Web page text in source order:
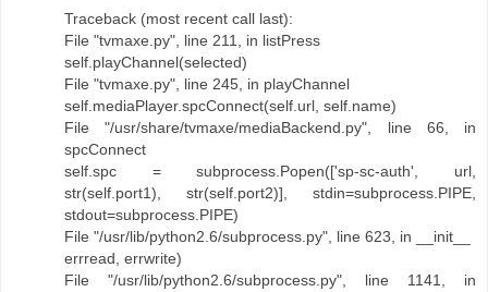
Traceback (most recent call last):
File "tvmaxe.py", line 211, in listPress
self.playChannel(selected)
File "tvmaxe.py", line 245, in playChannel
self.mediaPlayer.spcConnect(self.url, self.name)
File "/usr/share/tvmaxe/mediaBackend.py", line 66, in
spcConnect
self.spc = subprocess.Popen(['sp-sc-auth', url,
str(self.port1), str(self.port2)], stdin=subprocess.PIPE,
stdout=subprocess.PIPE)
File "/usr/lib/python2.6/subprocess.py", line 623, in __init__
errread, errwrite)
File "/usr/lib/python2.6/subprocess.py", line 1141, in